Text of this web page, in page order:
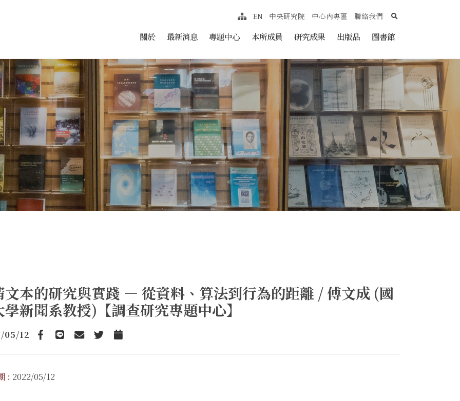
跳至中央區塊/Main Content
關於 最新消息 專題中心 本所成員 研究成果 出版品 圖書館
網站導覽
EN 中央研究院 中心內專區 聯絡我們 search
文本的研究與實踐 — 從資料、算法到行為的距離 / 傅文成 (國
新聞系教授)【調查研究專題中心】
05/12
Facebook
line emailTwitterAdd to Calendar
: 2022/05/12